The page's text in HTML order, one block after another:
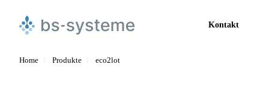
Kontakt
Home / Produkte / eco2lot